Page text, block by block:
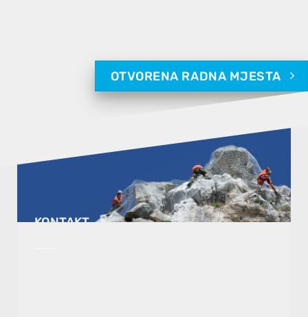
OTVORENA RADNA MJESTA
KONTAKT